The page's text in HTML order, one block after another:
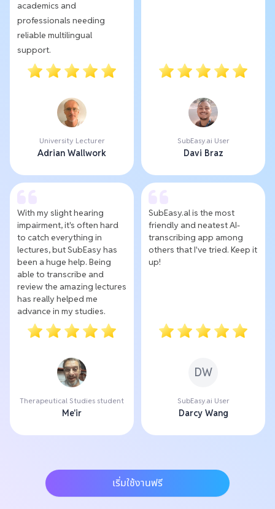
academics and
professionals needing
reliable multilingual
support.
University Lecturer
Adrian Wallwork
SubEasy.ai User
Davi Braz
With my slight hearing
impairment, it's often hard
to catch everything in
lectures, but SubEasy has
been a huge help. Being
able to transcribe and
review the amazing lectures
has really helped me
advance in my studies.
Therapeutical Studies student
Me'ir
SubEasy.al is the most
friendly and neatest AI-
transcribing app among
others that I've tried. Keep it
up!
DW
SubEasy.ai User
Darcy Wang
เริ่มใช้งานฟรี